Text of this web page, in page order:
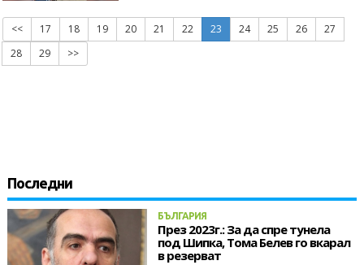
<< 17 18 19 20 21 22 23 24 25 26
27
28
29 >>
Последни
БЪЛГАРИЯ
През 2023г.: За да спре тунела
под Шипка, Тома Белев го вкарал
в резерват